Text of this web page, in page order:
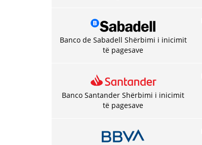
Banco de Sabadell Shërbimi i inicimit
të pagesave
Banco Santander Shërbimi i inicimit
të pagesave